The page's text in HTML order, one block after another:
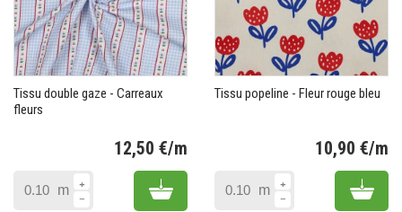
Tissu double gaze - Carreaux
fleurs
12,50 €/m
m Add to cart
Tissu popeline - Fleur rouge bleu
10,90 €/m
m Add